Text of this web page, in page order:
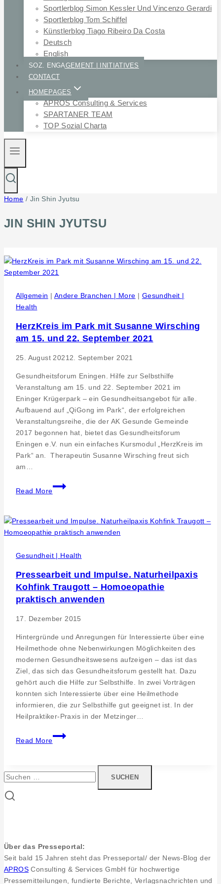
Sportlerblog Simon Kessler Und Vincenzo Gerardi
Sportlerblog Tom Schiffel
Künstlerblog Tiago Ribeiro Da Costa
Deutsch
English
SOZ. ENGAGEMENT | INITIATIVES
CONTACT
HOMEPAGES
APROS Consulting & Services
SPARTANER TEAM
TOP Sozial Charta
Home / Jin Shin Jyutsu
JIN SHIN JYUTSU
Allgemein | Andere Branchen | More | Gesundheit |
Health
HerzKreis im Park mit Susanne Wirsching
am 15. und 22. September 2021
25. August 2021 2. September 2021
Gesundheitsforum Eningen. Hilfe zur Selbsthilfe
Veranstaltung am 15. und 22. September 2021 im
Eninger Krügerpark – ein Gesundheitsangebot für alle.
Aufbauend auf „QiGong im Park“, der erfolgreichen
Veranstaltungsreihe, die der AK Gesunde Gemeinde
2017 begonnen hat, bietet das Gesundheitsforum
Eningen e.V. nun ein einfaches Kursmodul „HerzKreis im
Park“ an. Therapeutin Susanne Wirsching freut sich
am…
Read More
HerzKreis
im
mit
Susanne
am
und
22.
September
Gesundheit | Health
Pressearbeit und Impulse. Naturheilpaxis
Kohfink Traugott – Homoeopathie
praktisch anwenden
17. Dezember 2015
Hintergründe und Anregungen für Interessierte über eine
Heilmethode ohne Nebenwirkungen Möglichkeiten des
modernen Gesundheitswesens aufzeigen – das ist das
Ziel, das sich das Gesundheitsforum gestellt hat. Dazu
gehört auch die Hilfe zur Selbsthilfe. In zwei Vorträgen
konnten sich Interessierte über eine Heilmethode
informieren, die zur Selbsthilfe gut geeignet ist. In der
Heilpraktiker-Praxis in der Metzinger…
Read More
Pressearbeit
und
Naturheilpaxis
Suchen
nach:
Über das Presseportal:
Seit bald 15 Jahren steht das Presseportal/ der News-Blog der
APROS Consulting & Services GmbH für hochwertige
Pressemitteilungen, fundierte Berichte, Verlagsnachrichten und